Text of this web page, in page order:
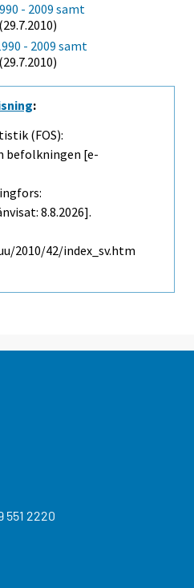
- 2009 samt
(29.7.2010)
- 2009 samt
(29.7.2010)
:
(FOS):
befolkningen [e-
8.8.2026].
2010/42/index_sv.htm
551 2220